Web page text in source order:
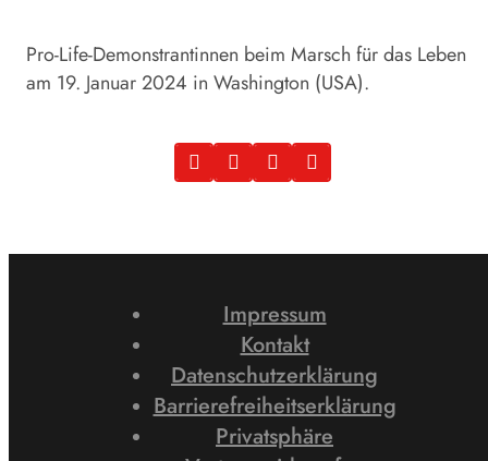
Pro-Life-Demonstrantinnen beim Marsch für das Leben
am 19. Januar 2024 in Washington (USA).
Impressum
Kontakt
Datenschutzerklärung
Barrierefreiheitserklärung
Privatsphäre